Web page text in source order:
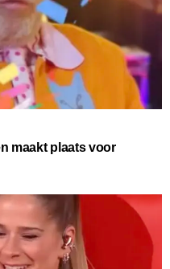
maakt plaats voor